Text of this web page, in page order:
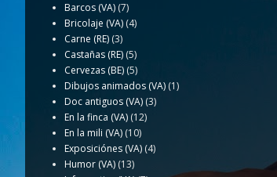
Barcos (VA) (7)
Bricolaje (VA) (4)
Carne (RE) (3)
Castañas (RE) (5)
Cervezas (BE) (5)
Dibujos animados (VA) (1)
Doc antiguos (VA) (3)
En la finca (VA) (12)
En la mili (VA) (10)
Exposiciónes (VA) (4)
Humor (VA) (13)